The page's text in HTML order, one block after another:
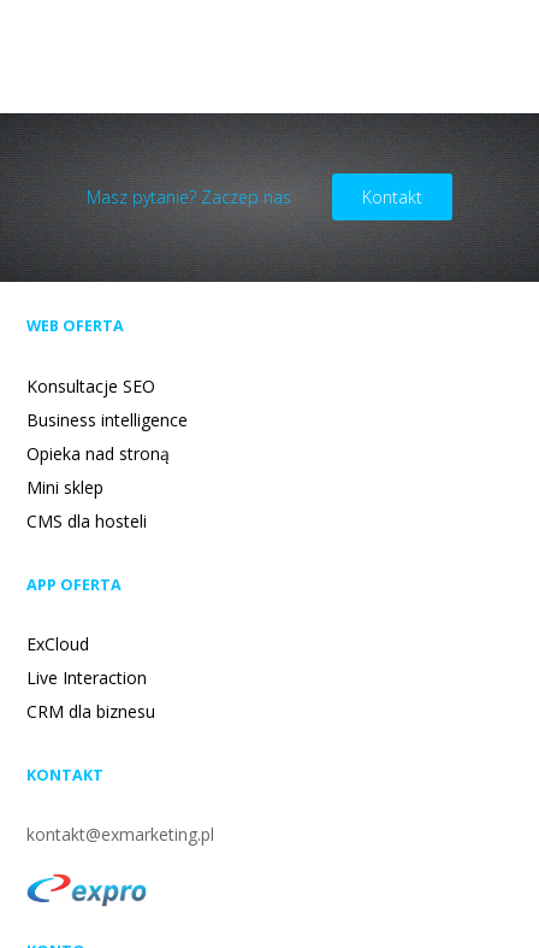
Masz pytanie? Zaczep nas Kontakt
WEB OFERTA
Konsultacje SEO
Business intelligence
Opieka nad stroną
Mini sklep
CMS dla hosteli
APP OFERTA
ExCloud
Live Interaction
CRM dla biznesu
KONTAKT
kontakt@exmarketing.pl